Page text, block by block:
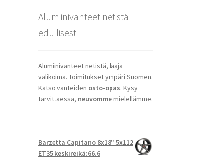
Alumiinivanteet netistä
edullisesti
Alumiinivanteet netistä, laaja
valikoima. Toimitukset ympäri Suomen.
Katso vanteiden osto-opas. Kysy
tarvittaessa, neuvommemielellämme.
Barzetta Capitano 8x18" 5x112
ET35 keskireikä:66.6